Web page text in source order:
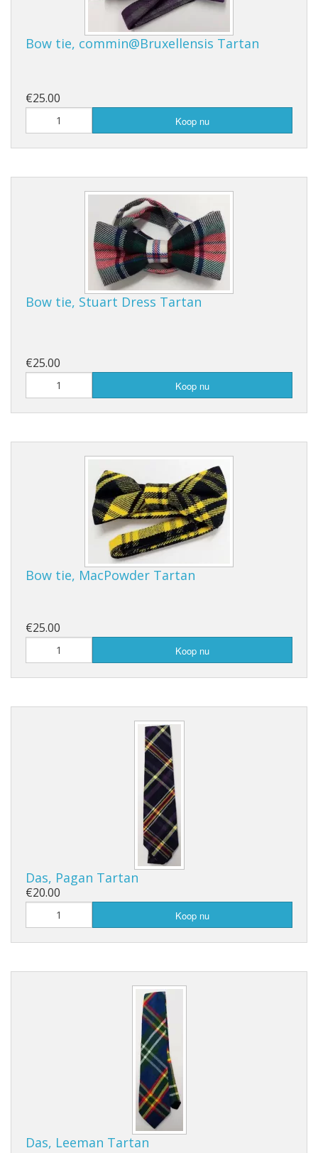
Bow tie, commin@Bruxellensis Tartan
€25.00
Koop nu
Bow tie, Stuart Dress Tartan
€25.00
Koop nu
Bow tie, MacPowder Tartan
€25.00
Koop nu
Das, Pagan Tartan
€20.00
Koop nu
Das, Leeman Tartan